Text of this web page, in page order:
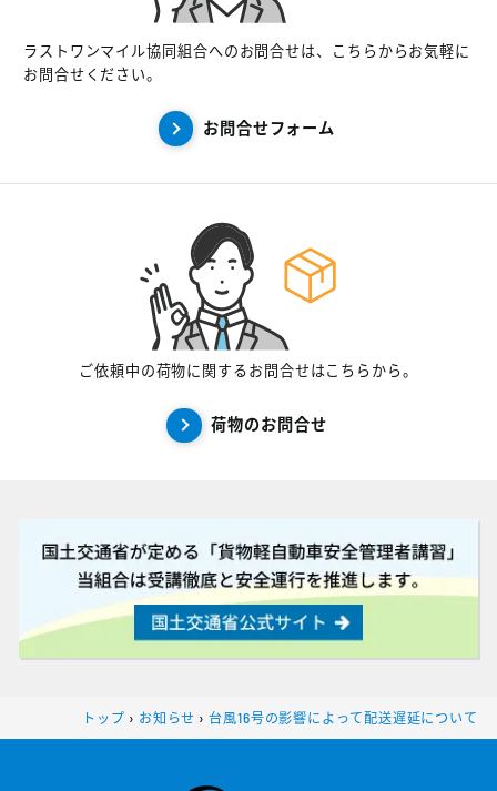
ラストワンマイル協同組合へのお問合せは、こちらからお気軽に
お問合せください。
お問合せフォーム
ご依頼中の荷物に関するお問合せはこちらから。
荷物のお問合せ
トップ › お知らせ ›台風16号の影響によって配送遅延について